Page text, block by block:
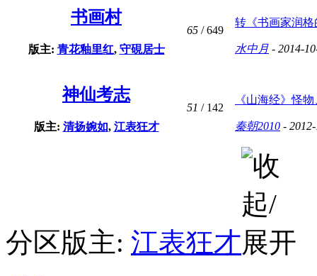
书画村
版主: 青花釉里红, 守硯居士
65 / 649
转《书画家润格
水中月 - 2014-
神仙考志
版主: 清扬婉如, 江表狂才
51 / 142
《山海经》怪
秦朝2010 -
分区版主: 江表狂才